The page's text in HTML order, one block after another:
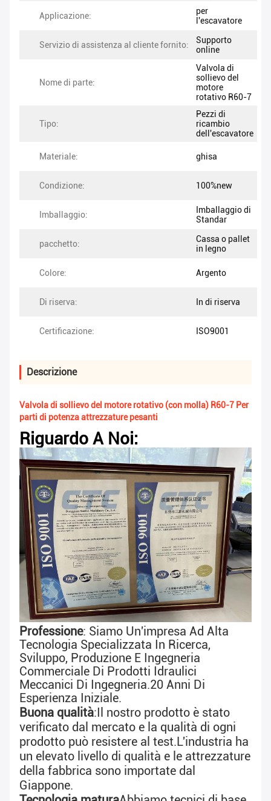
Applicazione:
per
l'escavatore
Servizio di assistenza al cliente fornito:
Supporto
online
Nome di parte:
Valvola di
sollievo del
motore
rotativo R60-7
Tipo:
Pezzi di
ricambio
dell'escavatore
Materiale: ghisa
Condizione: 100%new
Imballaggio:
Imballaggio di
Standar
pacchetto:
Cassa o pallet
in legno
Colore: Argento
Di riserva: In di riserva
Certificazione: ISO9001
Descrizione
Valvola di sollievo del motore rotativo (con molla) R60-7 Per
parti di potenza attrezzature pesanti
Riguardo A Noi:
Professione: Siamo Un'impresa Ad Alta
Tecnologia Specializzata In Ricerca,
Sviluppo, Produzione E Ingegneria
Commerciale Di Prodotti Idraulici
Meccanici Di Ingegneria.20 Anni Di
Esperienza Iniziale.
Buona qualità: Il nostro prodotto è stato
verificato dal mercato e la qualità di ogni
prodotto può resistere al test.L'industria ha
un elevato livello di qualità e le attrezzature
della fabbrica sono importate dal
Giappone.